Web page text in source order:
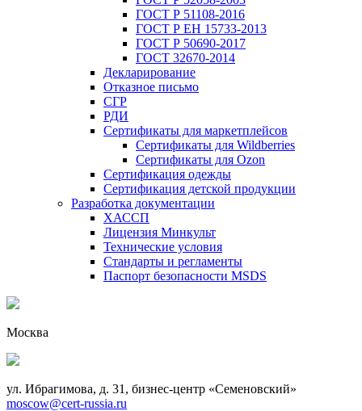
ГОСТ Р 51108-2016
ГОСТ Р ЕН 15733-2013
ГОСТ Р 50690-2017
ГОСТ 32670-2014
Декларирование
Отказное письмо
СГР
РДИ
Сертификаты для маркетплейсов
Сертификаты для Wildberries
Сертификаты для Ozon
Сертификация одежды
Сертификация детской продукции
Разработка документации
ХАССП
Лицензия Минкульт
Технические условия
Стандарты и регламенты
Паспорт безопасности MSDS
Москва
ул. Ибрагимова, д. 31, бизнес-центр «Семеновский»
moscow@cert-russia.ru